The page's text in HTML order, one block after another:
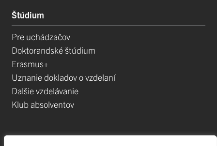
Štúdium
Pre uchádzačov
Doktorandské štúdium
Erasmus+
Uznanie dokladov o vzdelaní
Dalšie vzdelávanie
Klub absolventov